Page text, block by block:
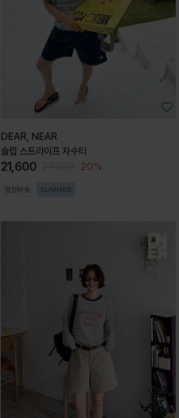
DEAR, NEAR
슬럽 스트라이프 자수티
21,600 20%